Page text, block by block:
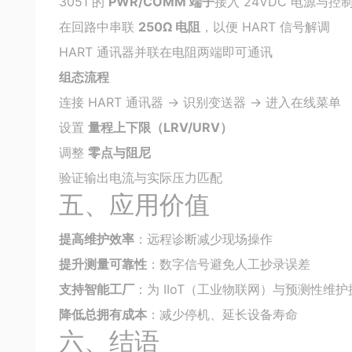
在回路中串联 250Ω 电阻 ，以便 HART 信号解调
HART 通讯器并联在电阻两端即可通讯
组态流程
连接 HART 通讯器 → 识别变送器 → 进入在线菜单
设置量程上下限（LRV/URV）
调整零点与阻尼
验证输出电流与实际压力匹配
五、应用价值
提高维护效率 ：远程诊断减少现场操作
提升测量可靠性 ：数字信号避免人工抄录误差
支持智能工厂 ：为 IIoT（工业物联网）与预测性维
降低总拥有成本 ：减少停机、延长设备寿命
六、结语